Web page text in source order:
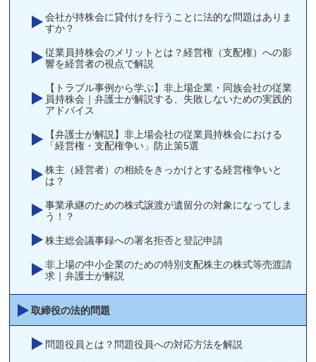
会社が持株会に貸付けを行うことに法的な問題はありま
すか？
従業員持株会のメリットとは？経営権（支配権）への影
響を経営者の視点で解説
【トラブル事例から学ぶ】非上場企業・同族会社の従業
員持株会｜弁護士が解説する、失敗しないための実践的
アドバイス
【弁護士が解説】非上場会社の従業員持株会における
「経営権・支配権争い」防止策5選
株主（経営者）の相続をきっかけとする経営権争いと
は？
事業承継のための株式譲渡が遺留分の対象になってしま
う！？
株主総会議事録への署名拒否と登記申請
非上場の中小企業のための特別支配株主の株式等売渡請
求｜弁護士が解説
取締役の法的問題
問題役員とは？問題役員への対応方法を解説